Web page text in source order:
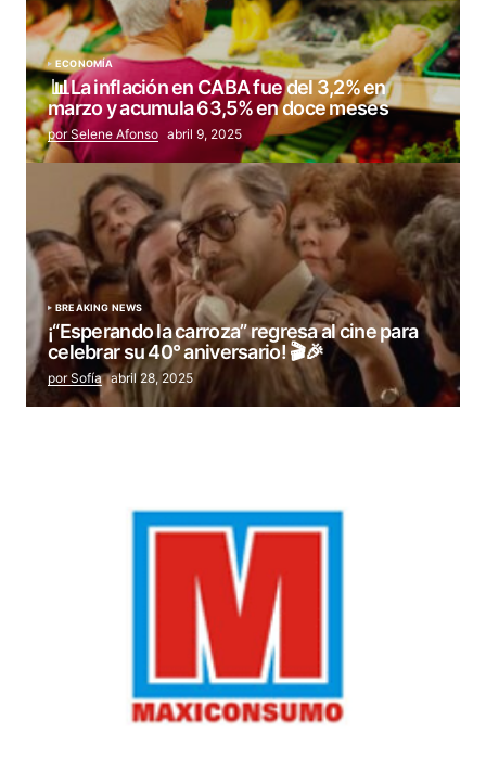
ECONOMÍA
📊La inflación en CABA fue del 3,2% en
marzo y acumula 63,5% en doce meses
por Selene Afonso abril 9, 2025
BREAKING NEWS
¡“Esperando la carroza” regresa al cine para
celebrar su 40° aniversario! 🎬🎉
por Sofía abril 28, 2025